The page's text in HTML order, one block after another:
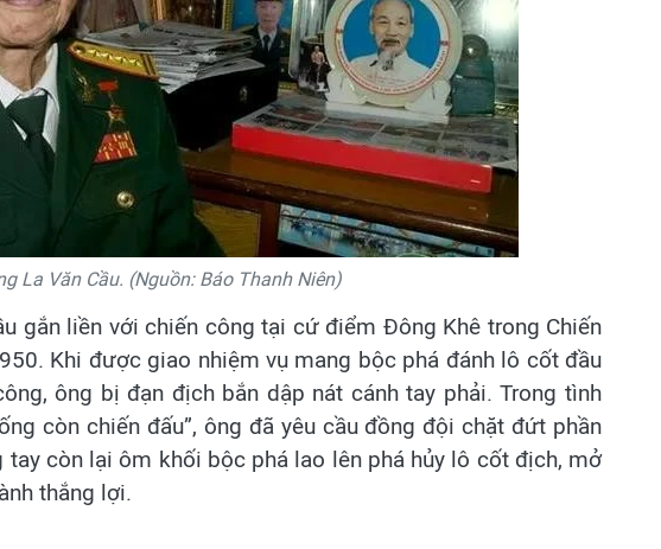
La Văn Cầu. (Nguồn: Báo Thanh Niên)
gắn liền với chiến công tại cứ điểm Đông Khê trong Chiến
Khi được giao nhiệm vụ mang bộc phá đánh lô cốt đầu
ông bị đạn địch bắn dập nát cánh tay phải. Trong tình
còn chiến đấu”, ông đã yêu cầu đồng đội chặt đứt phần
còn lại ôm khối bộc phá lao lên phá hủy lô cốt địch, mở
thắng lợi.